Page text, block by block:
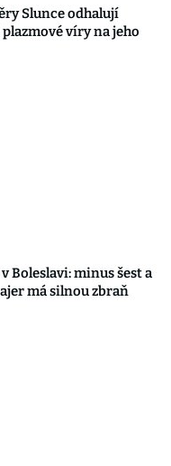
Slunce odhalují
víry na jeho
Boleslavi: minus šest a
má silnou zbraň